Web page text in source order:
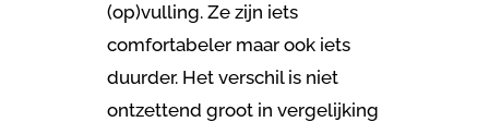
(op)vulling. Ze zijn iets
comfortabeler maar ook iets
duurder. Het verschil is niet
ontzettend groot in vergelijking